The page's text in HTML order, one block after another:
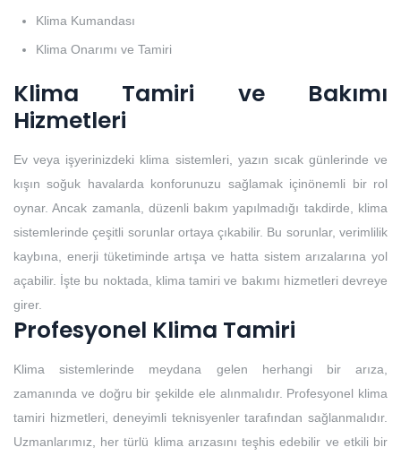
Klima Kumandası
Klima Onarımı ve Tamiri
Klima Tamiri ve Bakımı
Hizmetleri
Ev veya işyerinizdeki klima sistemleri, yazın sıcak günlerinde ve
kışın soğuk havalarda konforunuzu sağlamak içinönemli bir rol
oynar. Ancak zamanla, düzenli bakım yapılmadığı takdirde, klima
sistemlerinde çeşitli sorunlar ortaya çıkabilir. Bu sorunlar, verimlilik
kaybına, enerji tüketiminde artışa ve hatta sistem arızalarına yol
açabilir. İşte bu noktada, klima tamiri ve bakımı hizmetleri devreye
girer.
Profesyonel Klima Tamiri
Klima sistemlerinde meydana gelen herhangi bir arıza,
zamanında ve doğru bir şekilde ele alınmalıdır. Profesyonel klima
tamiri hizmetleri, deneyimli teknisyenler tarafından sağlanmalıdır.
Uzmanlarımız, her türlü klima arızasını teşhis edebilir ve etkili bir